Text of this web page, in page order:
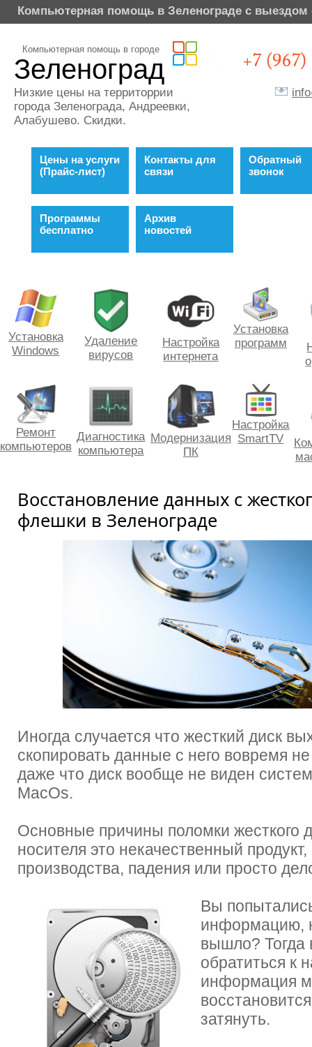
Компьютерная помощь в Зеленограде с выездом
Компьютерная помощь в городе
Зеленоград
Низкие цены на территоррии
города Зеленограда, Андреевки,
Алабушево. Скидки.
Цены на услуги
(Прайс-лист)
Контакты для
связи
Обратный
звонок
Программы
бесплатно
Архив
новостей
Установка
Windows
Удаление
вирусов
Настройка
интернета
Установка
программ
Ремонт
компьютеров
Диагностика
компьютера
Модернизация
ПК
Настройка
SmartTV
Восстановление данных с
флешки в Зеленограде
Иногда случается что жесткий диск
скопировать данные с него вовремя
даже что диск вообще не виден
MacOs.
Основные причины поломки жесткого
носителя это некачественный продукт,
производства, падения или просто
Вы
информацию,
вышло? Тогда
обратиться к
информация
затянуть.